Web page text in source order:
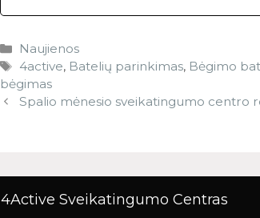
Naujienos
4active, Batelių parinkimas, Bėgimo
bėgimas
Spalio mėnesio sveikatingumo centro
4Active Sveikatingumo Centras